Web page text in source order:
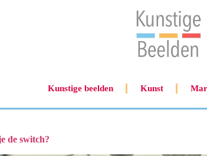
Kunstige beelden Kunst
de switch?